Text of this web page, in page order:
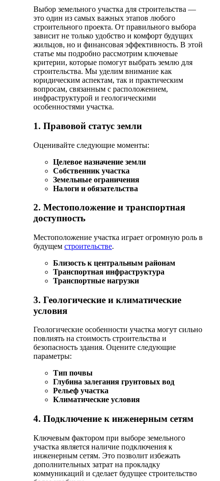
Выбор земельного участка для строительства —
это один из самых важных этапов любого
строительного проекта. От правильного выбора
зависит не только удобство и комфорт будущих
жильцов, но и финансовая эффективность. В этой
статье мы подробно рассмотрим ключевые
критерии, которые помогут выбрать землю для
строительства. Мы уделим внимание как
юридическим аспектам, так и практическим
вопросам, связанным с расположением,
инфраструктурой и геологическими
особенностями участка.
1. Правовой статус земли
Оценивайте следующие моменты:
Целевое назначение земли
Собственник участка
Земельные ограничения
Налоги и обязательства
2. Местоположение и транспортная
доступность
Местоположение участка играет огромную роль в
будущем строительстве.
Близость к центральным районам
Транспортная инфраструктура
Транспортные нагрузки
3. Геологические и климатические
условия
Геологические особенности участка могут сильно
повлиять на стоимость строительства и
безопасность здания. Оцените следующие
параметры:
Тип почвы
Глубина залегания грунтовых вод
Рельеф участка
Климатические условия
4. Подключение к инженерным сетям
Ключевым фактором при выборе земельного
участка является наличие подключения к
инженерным сетям. Это позволит избежать
дополнительных затрат на прокладку
коммуникаций и сделает будущее строительство